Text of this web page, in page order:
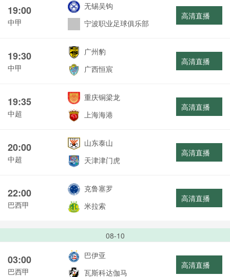
19:00
中甲
无锡吴钩
宁波职业足球俱乐部
高清直播
19:30
中甲
广州豹
广西恒宸
高清直播
19:35
中超
重庆铜梁龙
上海海港
高清直播
20:00
中超
山东泰山
天津津门虎
高清直播
22:00
巴西甲
克鲁塞罗
米拉索
高清直播
08-10
03:00
巴西甲
巴伊亚
瓦斯科达伽马
高清直播